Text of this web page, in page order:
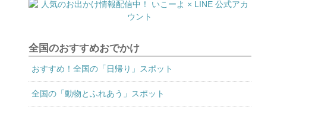
全国のおすすめおでかけ
おすすめ！全国の「日帰り」スポット
全国の「動物とふれあう」スポット